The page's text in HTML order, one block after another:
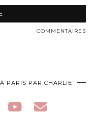
COMMENTAIRES
PARIS PAR CHARLIE